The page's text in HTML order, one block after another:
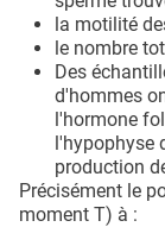
la motilité
le nombre
Des
d'hommes
l'hormone
l'hypophyse
production
Précisément le
moment T) à :